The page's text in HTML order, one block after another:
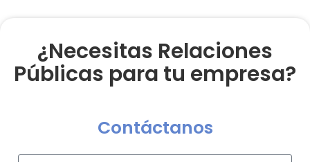
¿Necesitas Relaciones
Públicas para tu empresa?
Contáctanos